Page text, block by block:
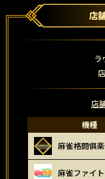
店
ラ
店
機種
麻雀格闘俱
麻雀ファイ